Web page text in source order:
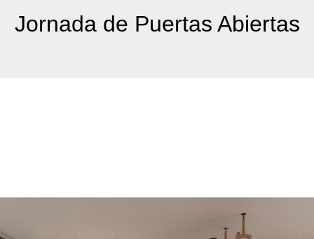
Jornada de Puertas Abiertas